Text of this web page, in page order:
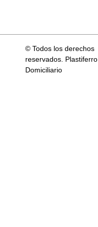
© Todos los derechos
reservados. Plastiferro
Domiciliario